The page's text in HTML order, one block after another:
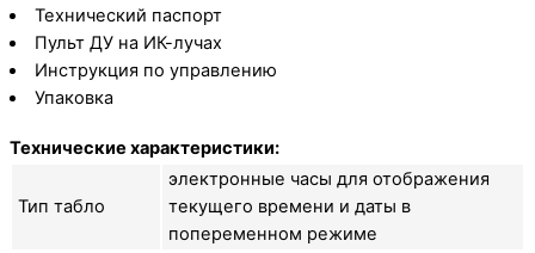
Технический паспорт
Пульт ДУ на ИК-лучах
Инструкция по управлению
Упаковка
Технические характеристики:
Тип табло
электронные часы для отображения
текущего времени и даты в
попеременном режиме